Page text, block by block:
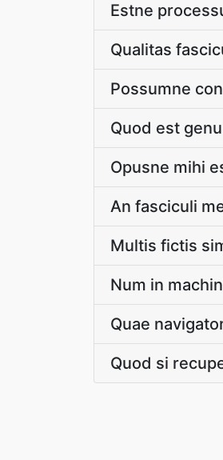
Estne
Qualitas
Possumne
Quod est
Opusne mihi
An fasciculi
Multis fictis
Num in
Quae
Quod si